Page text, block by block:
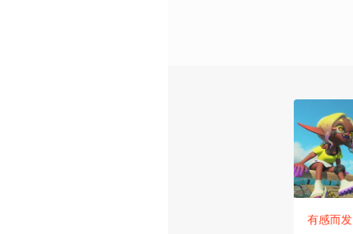
有感而发